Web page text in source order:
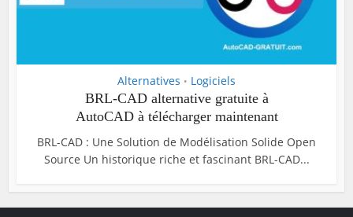
Alternatives • Logiciels
BRL-CAD alternative gratuite à
AutoCAD à télécharger maintenant
BRL-CAD : Une Solution de Modélisation Solide Open
Source Un historique riche et fascinant BRL-CAD...